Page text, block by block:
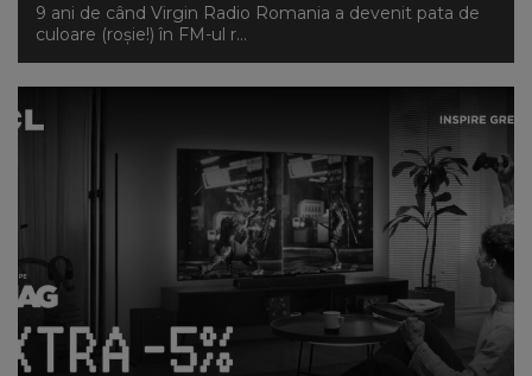
9 ani de când Virgin Radio Romania a devenit pata de
culoare (roșie!) în FM-ul r...